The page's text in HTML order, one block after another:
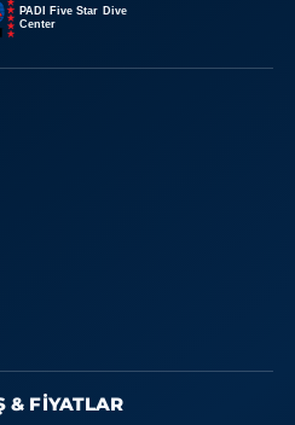
PADI Five Star Dive
Center
& FİYATLAR